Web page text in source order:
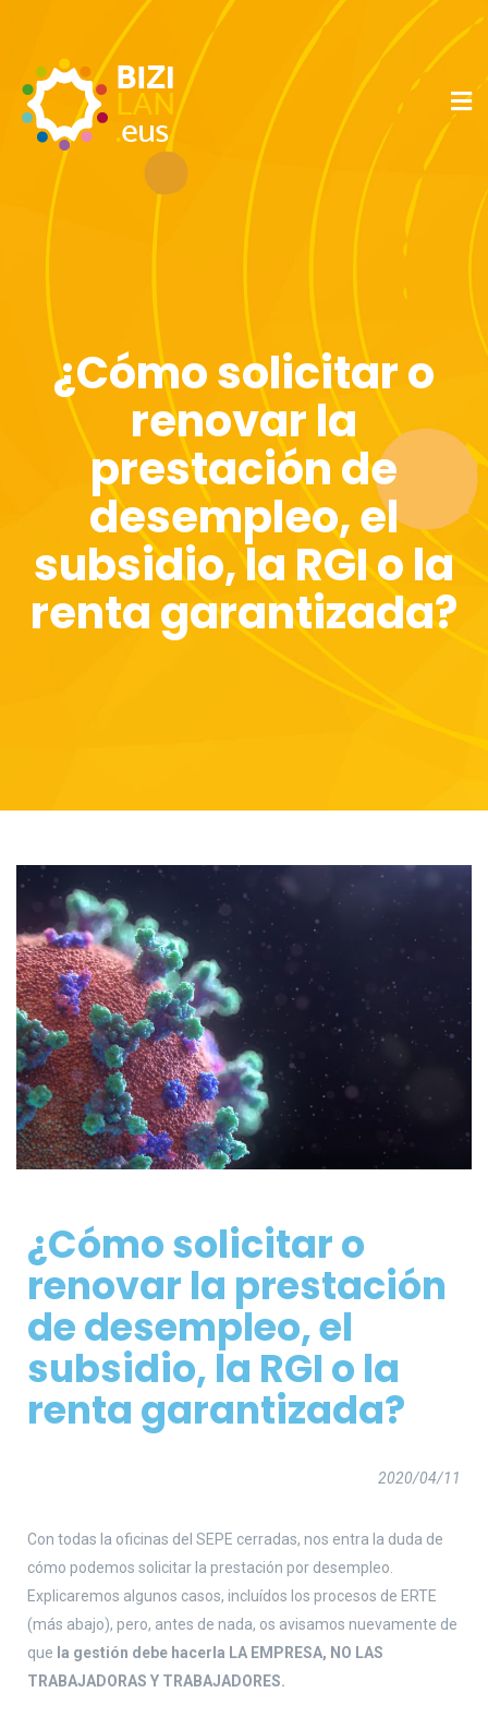
¿Cómo solicitar o
renovar la
prestación de
desempleo, el
subsidio, la RGI o la
renta garantizada?
¿Cómo solicitar o
renovar la prestación
de desempleo, el
subsidio, la RGI o la
renta garantizada?
2020/04/11
Con todas la oficinas del SEPE cerradas, nos entra la duda de
cómo podemos solicitar la prestación por desempleo.
Explicaremos algunos casos, incluídos los procesos de ERTE
(más abajo), pero, antes de nada, os avisamos nuevamente de
que la gestión debe hacerla LA EMPRESA, NO LAS
TRABAJADORAS Y TRABAJADORES.